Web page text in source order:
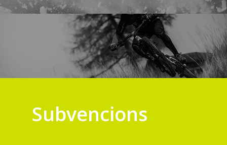
Subvencions